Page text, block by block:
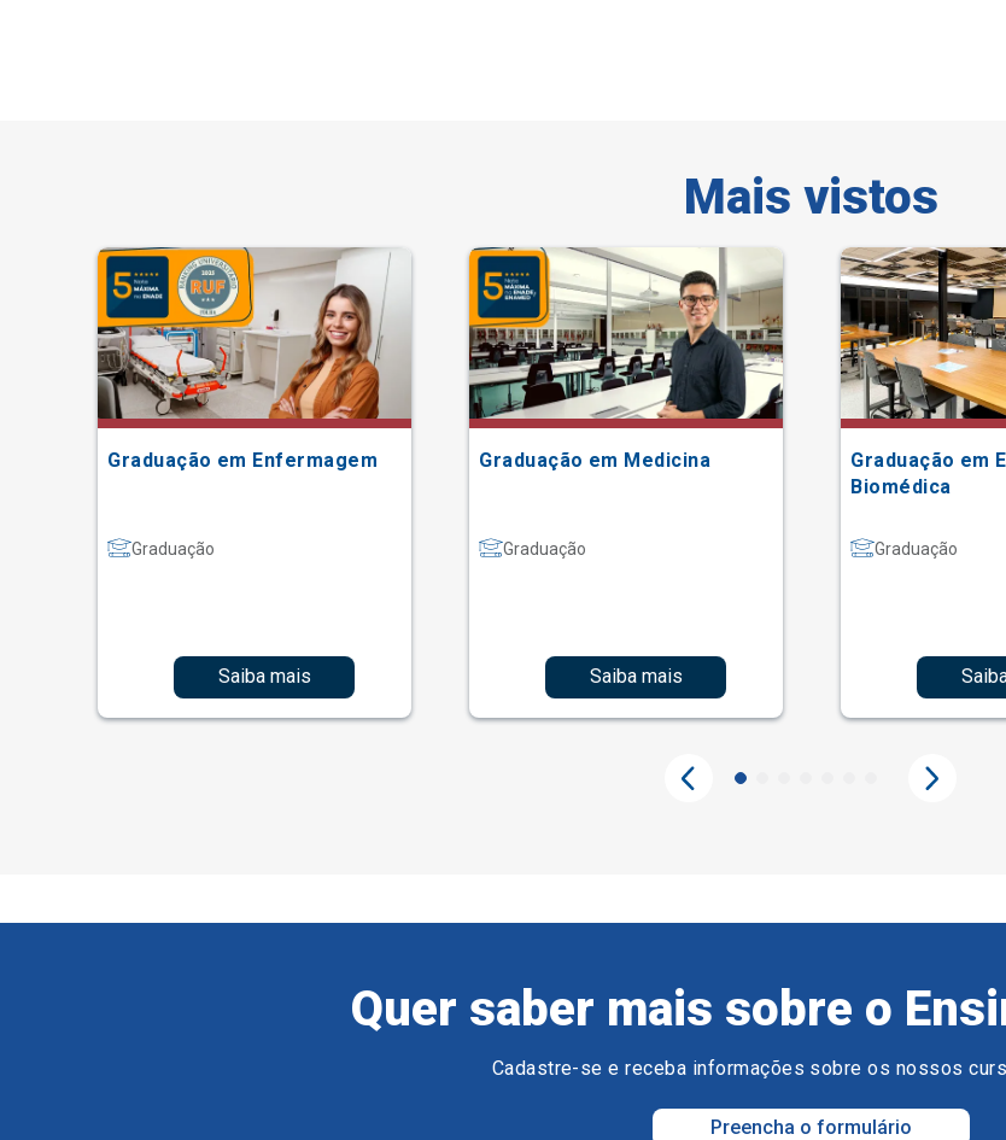
Mais vistos
Graduação em Enfermagem
Graduação
Saiba mais
Graduação em Medicina
Graduação
Saiba mais
Graduação em
Biomédica
Graduação
Quer saber mais sobre o
Cadastre-se e receba informações sobre os nossos
Preencha o formulário